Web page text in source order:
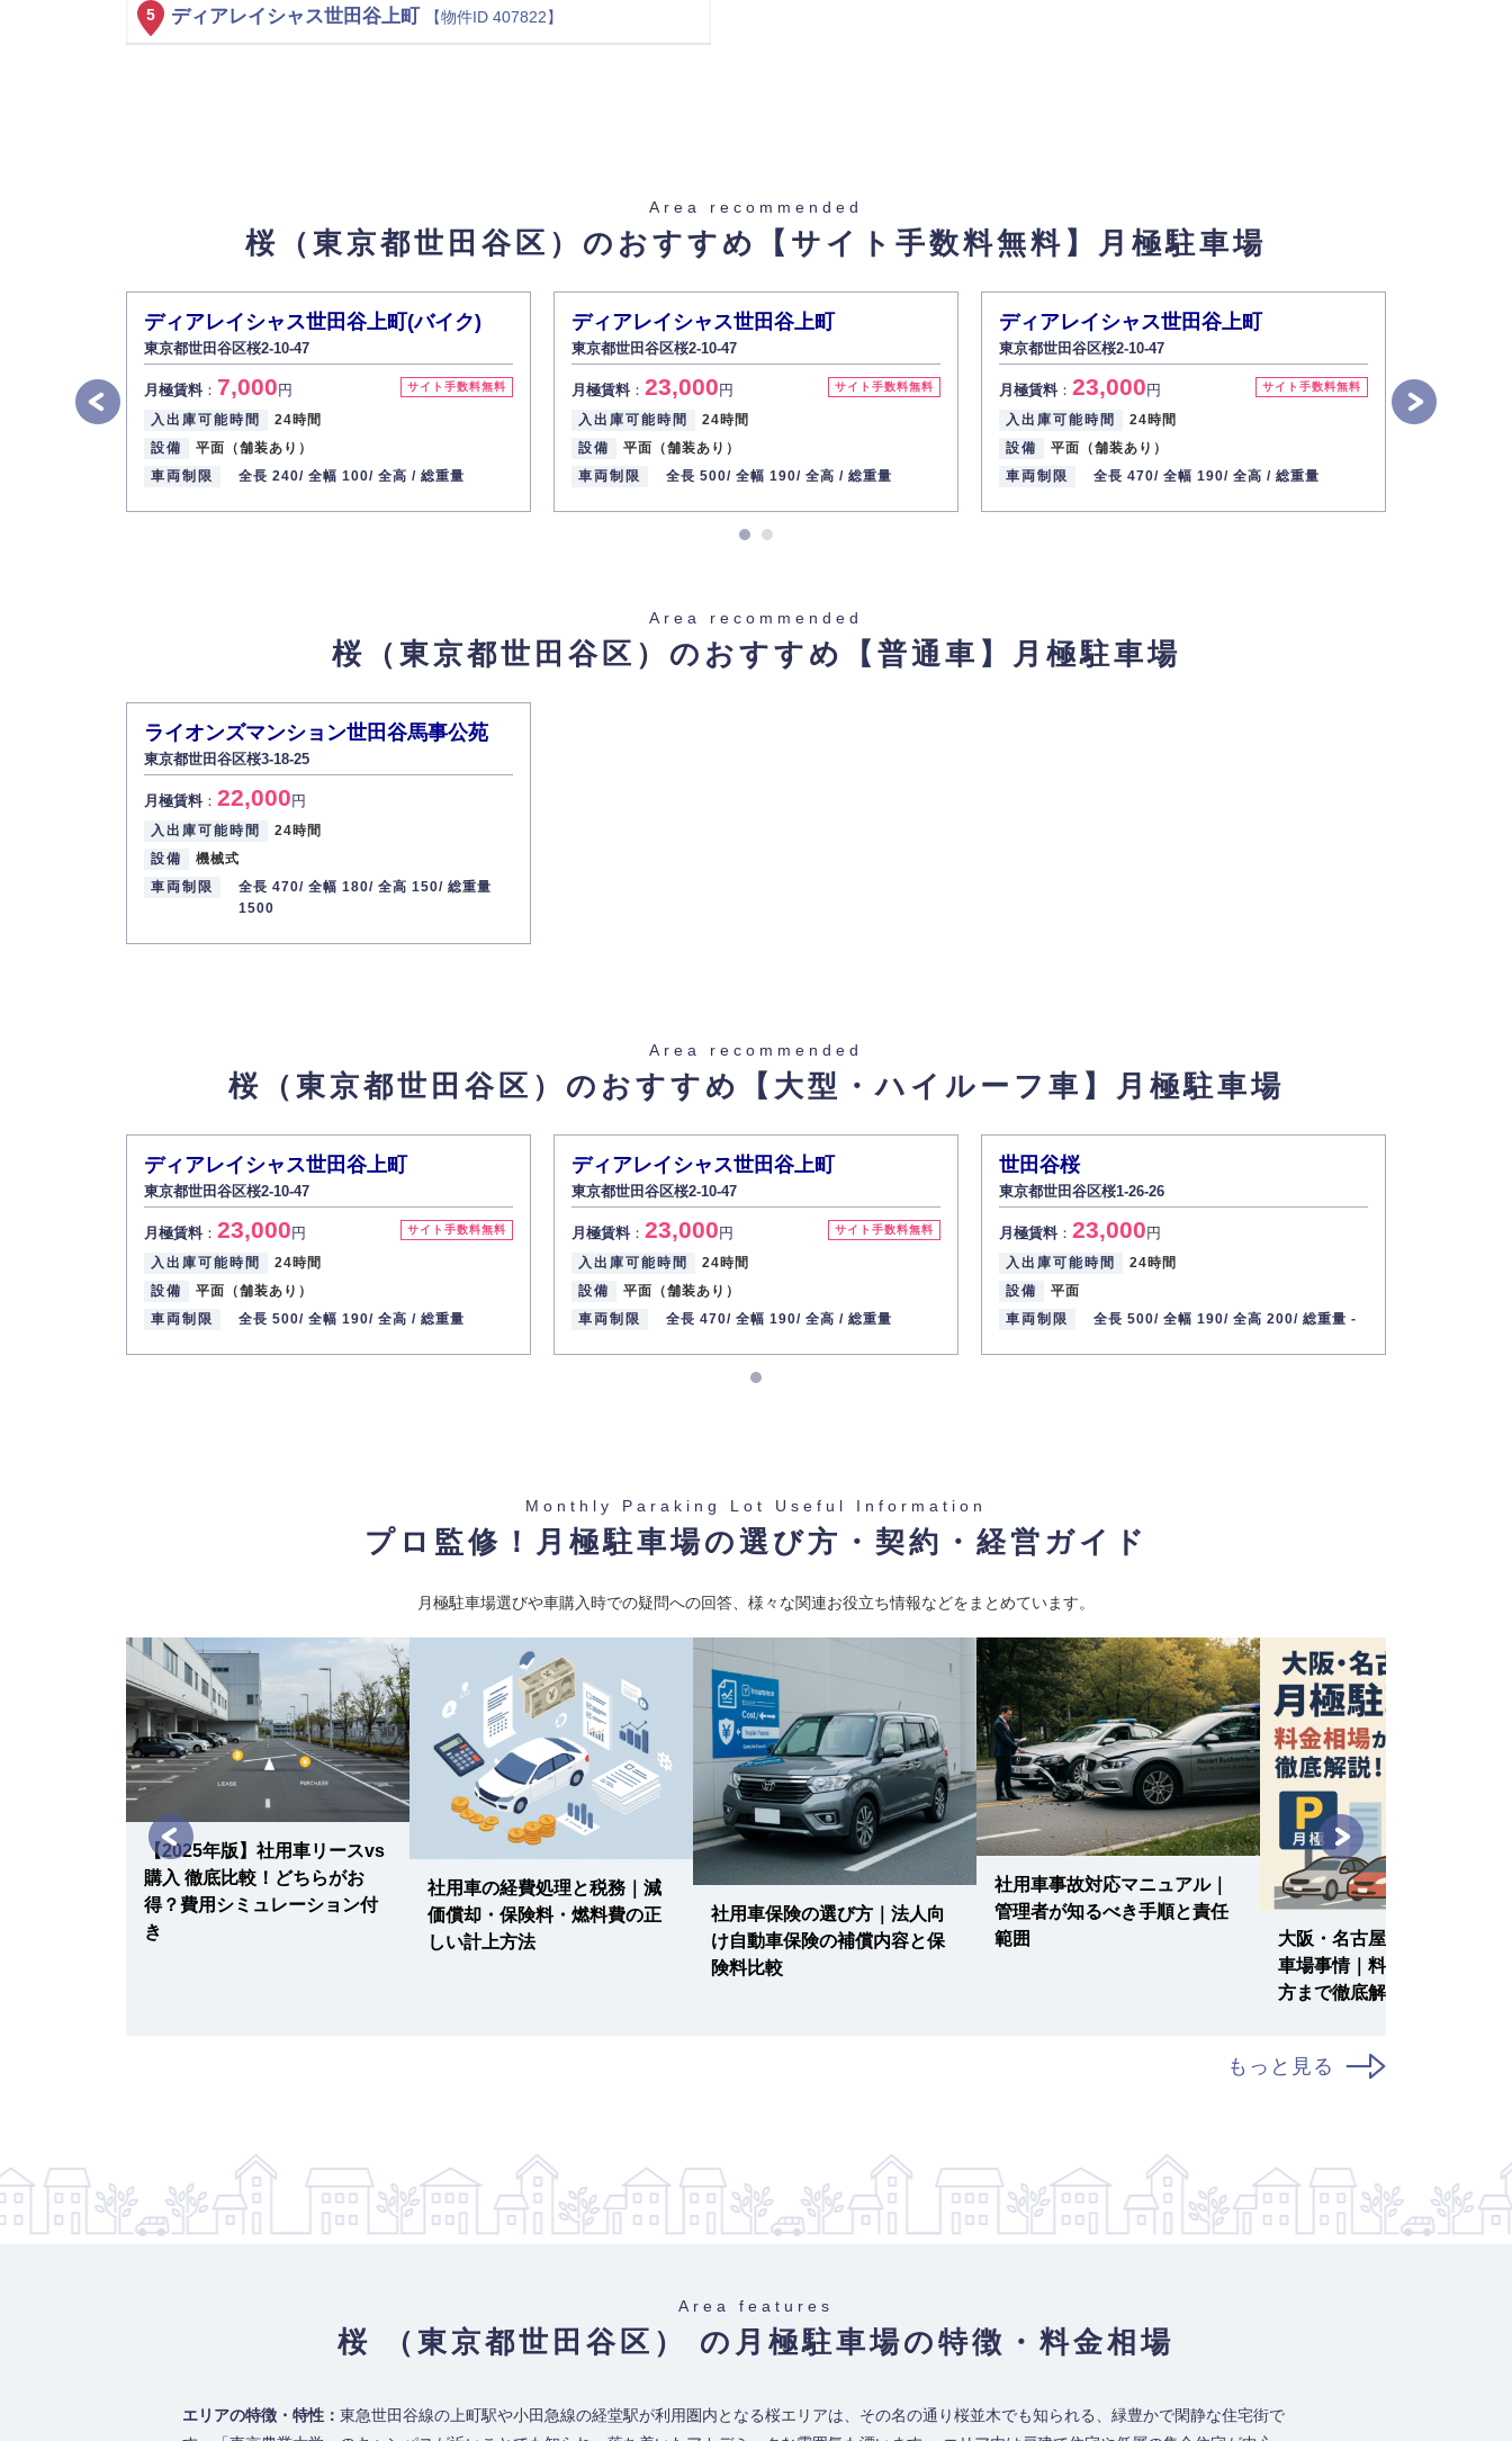
ディアレイシャス世田谷上町 【物件ID 407822】
23,000
5
ディアレイシャス世田谷上町(バイク) 【物件ID 407823】
7,000
所在地
東京都世田谷区桜2-10-47
入出庫可能時間
24時間
設備
平面（舗装あり）
車両制限
全長 240/ 全幅 100/ 全高 / 総重量
最寄り駅
Area recommended
桜（東京都世田谷区）のおすすめ 【サイト手数料無料】月極駐車場
ディアレイシャス世田谷上町(バイク)
東京都世田谷区桜2-10-47
サイト手数料無料
月極賃料： 7,000円
入出庫可能時間
24時間
設備
平面（舗装あり）
車両制限
全長 240/ 全幅 100/ 全高 / 総重量
ディアレイシャス世田谷上町
東京都世田谷区桜2-10-47
サイト手数料無料
月極賃料： 23,000円
入出庫可能時間
24時間
設備
平面（舗装あり）
車両制限
全長 500/ 全幅 190/ 全高 / 総重量
ディアレイシャス世田谷上町
東京都世田谷区桜2-10-47
サイト手数料無料
月極賃料： 23,000円
入出庫可能時間
24時間
設備
平面（舗装あり）
車両制限
全長 470/ 全幅 190/ 全高 / 総重量
月極賃料
Area recommended
桜（東京都世田谷区）のおすすめ 【普通車】月極駐車場
ライオンズマンション世田谷馬事公苑
東京都世田谷区桜3-18-25
月極賃料： 22,000円
入出庫可能時間
24時間
設備
機械式
車両制限
全長 470/ 全幅 180/ 全高 150/ 総重量
1500
Area recommended
桜（東京都世田谷区）のおすすめ 【大型・ハイルーフ車】月極駐車場
ディアレイシャス世田谷上町
東京都世田谷区桜2-10-47
サイト手数料無料
月極賃料： 23,000円
入出庫可能時間
24時間
設備
平面（舗装あり）
車両制限
全長 500/ 全幅 190/ 全高 / 総重量
ディアレイシャス世田谷上町
東京都世田谷区桜2-10-47
サイト手数料無料
月極賃料： 23,000円
入出庫可能時間
24時間
設備
平面（舗装あり）
車両制限
全長 470/ 全幅 190/ 全高 / 総重量
世田谷桜
東京都世田谷区桜1-26-26
月極賃料： 23,000円
入出庫可能時間
24時間
設備
平面
車両制限
全長 500/ 全幅 190/ 全高 200/ 総重量 -
Monthly Paraking Lot Useful Information
プロ監修！月極駐車場の選び方・契約・経営ガイド
月極駐車場選びや車購入時での疑問への回答、様々な関連お役立ち情報などをまとめています。
【2025年版】社用車リースvs
購入 徹底比較！どちらがお
得？費用シミュレーション付
き
社用車の経費処理と税務｜減
価償却・保険料・燃料費の正
しい計上方法
社用車保険の選び方｜法人向
け自動車保険の補償内容と保
険料比較
社用車事故対応マニュアル｜
管理者が知るべき手順と責任
範囲
大阪・名古屋・福岡の月極駐
車場事情｜料金相場から探し
方まで徹底解説！
もっと見る
Area features
桜 （東京都世田谷区） の月極駐車場の特徴・料金相場
エリアの特徴・特性： 東急世田谷線の上町駅や小田急線の経堂駅が利用圏内となる桜エリアは、その名の通り桜並木でも知られる、緑豊かで閑静な住宅街で